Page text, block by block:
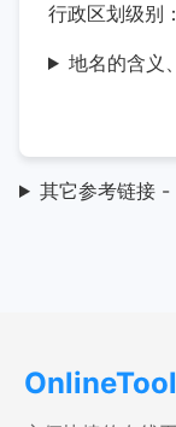
行政区划级别
地名的含义
其它参考链接 -